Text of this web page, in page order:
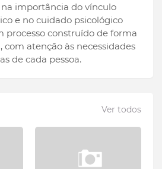
importância do vínculo
e no cuidado psicológico
processo construído de forma
com atenção às necessidades
de cada pessoa.
Ver todos